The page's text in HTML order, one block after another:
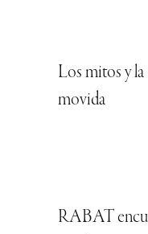
Los mitos y la
movida
RABAT